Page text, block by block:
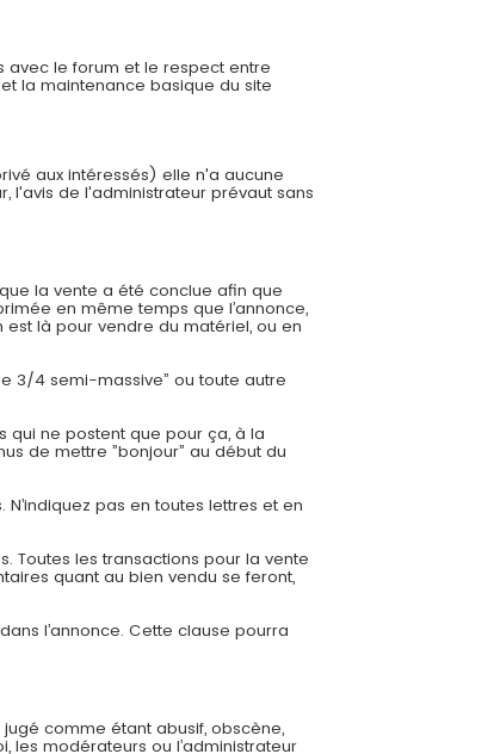
avec le forum et le respect entre
la maintenance basique du site
aux intéressés) elle n'a aucune
l'avis de l'administrateur prévaut sans
la vente a été conclue afin que
en même temps que l’annonce,
là pour vendre du matériel, ou en
3/4 semi-massive” ou toute autre
qui ne postent que pour ça, à la
de mettre ”bonjour” au début du
pas en toutes lettres et en
Toutes les transactions pour la vente
quant au bien vendu se feront,
l’annonce. Cette clause pourra
comme étant abusif, obscène,
les modérateurs ou l’administrateur